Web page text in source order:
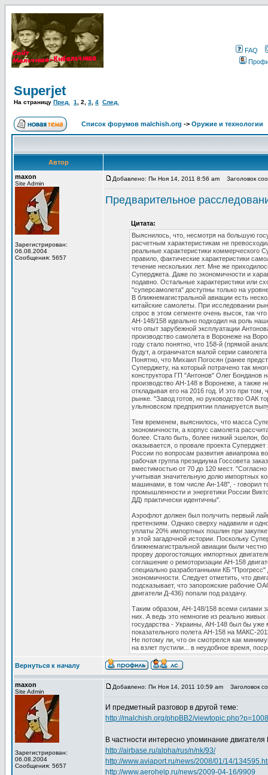
FAQ
Superjet
На страницу Пред. 1 2 3 4 След.
Список форумов malchish.org -> Оружие и технологии
Автор
maxon
Site Admin
Зарегистрирован:
06.08.2004
Сообщения: 5657
Добавлено: Пн Ноя 14, 2011 8:56 am Заголовок
Предварительное
Цитата:
Выяснилось, что, несмотря на большую
расчетным характеристикам не
реальные характеристики коммерческого
правило, фактические характеристики
течение нескольких лет. Мне же
Суперджета. Даже по экономичности и
подавно. Остальные характеристики или
"суперсамолета" доступны только на
В ближнемагистральной авиации есть
китайские самолеты. При исследовании
спрос в этом сегменте очень высок, так
АН-148/158 идеально подходил на роль
что опыт зарубежной эксплуатации
производство самолета в Воронеже на
году стало понятно, что 158-й (прямой
будут, а ограничатся малой серии
Понятно, что Михаил Погосян (ранее
Суперджету, на который потрачено так
конструктора ГП "Антонов" Олег
производство АН-148 в Воронеже, а также
откладывая его на 2016 год. И это при
рынке. "Завод готов, но руководство ОАК
ульяновском предприятии планируется
Тем временем, выяснилось, что масса
экономичности, а корпус самолета
более. Стало быть, более низкий эшелон,
оказывается, о провале проекта
России по вопросам развития авиапрома
рабочая группа президиума Госсовета
вместимостью от 70 до 120 мест.
учитывая значительную долю импортных
машинами, в том числе Ан-148", - говорил
промышленности и энергетики России
ДД) практически идентичны".
Аэрофлот должен был получить первый
претензиям. Однако сверху надавили и
уплаты 20% импортных пошлин при
в этой загадочной истории. Поскольку
ближнемагистральной авиации были
прорву дорогостоящих импортных
соглашение о ремоторизации АН-158
специально разработанными КБ
экономичности. Следует отметить, что
подсказывает, что запорожские рабочие
двигатели Д-436) попали под раздачу.
Таким образом, АН-148/158 всеми силами
них. А ведь это немногие из реально
государства - Украины, АН-148 был бы уже
показательного полета АН-158 на МАКС-
Не потому ли, что он смотрелся как
на взлет пустили... в неудобное время,
Вернуться к началу
maxon
Site Admin
Зарегистрирован:
06.08.2004
Сообщения: 5657
Добавлено: Пн Ноя 14, 2011 10:59 am Заголовок
И предметный разговор в другой теме:
http://malchish.org/phpBB2/
В частности интересно упоминание
http://airbase.ru/alpha/rus/n/nk/93/
http://www.aviaport.ru/news/2008/01/14/
http://www.aerohelp.ru/news/2009-04-16/9909